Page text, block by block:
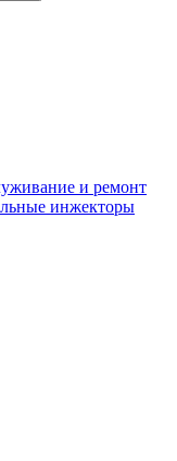
и ремонт
инжекторы